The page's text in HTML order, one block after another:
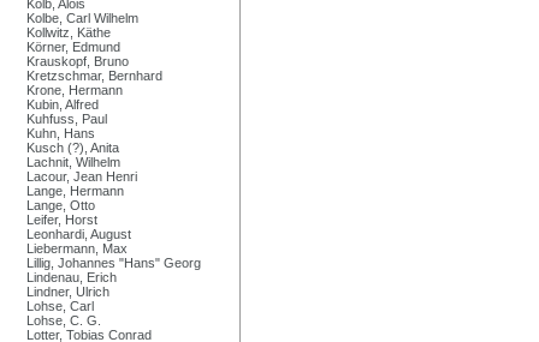
Kolb, Alois
Kolbe, Carl Wilhelm
Kollwitz, Käthe
Körner, Edmund
Krauskopf, Bruno
Kretzschmar, Bernhard
Krone, Hermann
Kubin, Alfred
Kuhfuss, Paul
Kuhn, Hans
Kusch (?), Anita
Lachnit, Wilhelm
Lacour, Jean Henri
Lange, Hermann
Lange, Otto
Leifer, Horst
Leonhardi, August
Liebermann, Max
Lillig, Johannes "Hans" Georg
Lindenau, Erich
Lindner, Ulrich
Lohse, Carl
Lohse, C. G.
Lotter, Tobias Conrad